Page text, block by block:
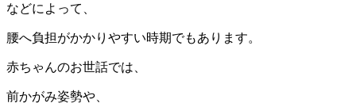
などによって、
腰へ負担がかかりやすい時期でもあります。
赤ちゃんのお世話では、
前かがみ姿勢や、